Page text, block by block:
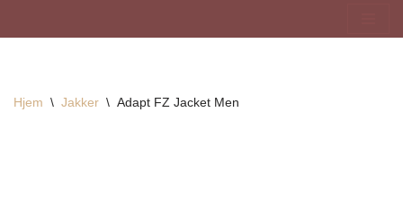
Hjem \ Jakker \ Adapt FZ Jacket Men